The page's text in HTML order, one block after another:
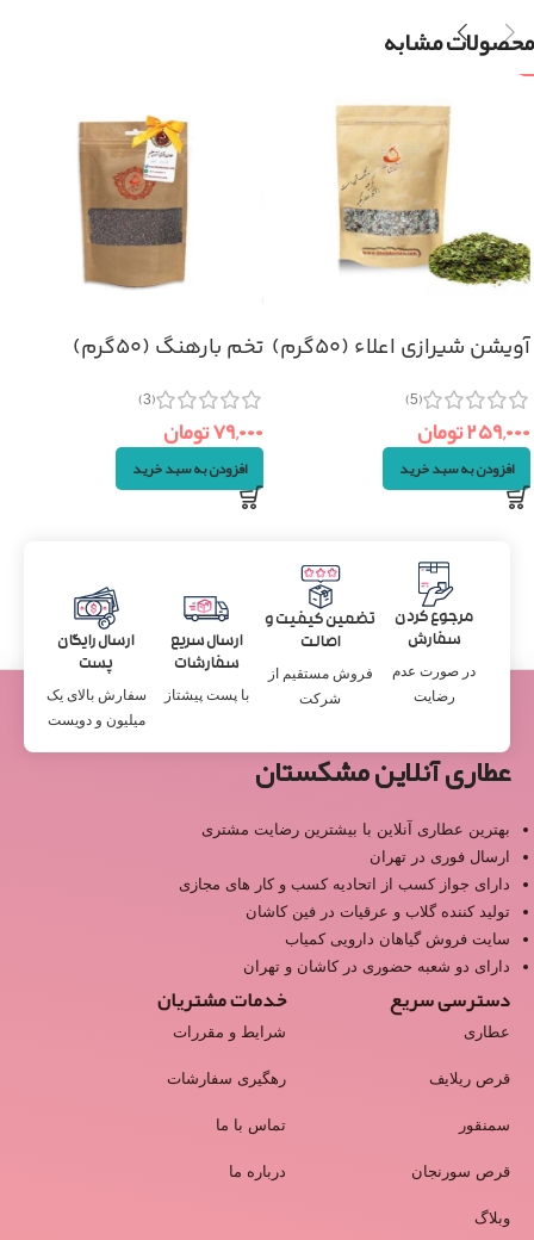
محصولات مشابه
آویشن شیرازی اعلاء (۵۰گرم)
(5)
۲۵۹,۰۰۰تومان
افزودن به سبد خرید
تخم بارهنگ (۵۰گرم)
(3)
۷۹,۰۰۰تومان
افزودن به سبد خرید
مرجوع کردن
سفارش
در صورت عدم
رضایت
تضمین کیفیت و
اصالت
فروش مستقیم از
شرکت
ارسال سریع
سفارشات
با پست پیشتاز
ارسال رایگان
پست
سفارش بالای یک
میلیون و دویست
عطاری آنلاین مشکستان
بهترین عطاری آنلاین با بیشترین رضایت مشتری
ارسال فوری در تهران
دارای جواز کسب از اتحادیه کسب و کار های مجازی
تولید کننده گلاب و عرقیات در فین کاشان
سایت فروش گیاهان دارویی کمیاب
دارای دو شعبه حضوری در کاشان و تهران
دسترسی سریع
عطاری
قرص ریلایف
سمنقور
قرص سورنجان
وبلاگ
خدمات مشتریان
شرایط و مقررات
رهگیری سفارشات
تماس با ما
درباره ما